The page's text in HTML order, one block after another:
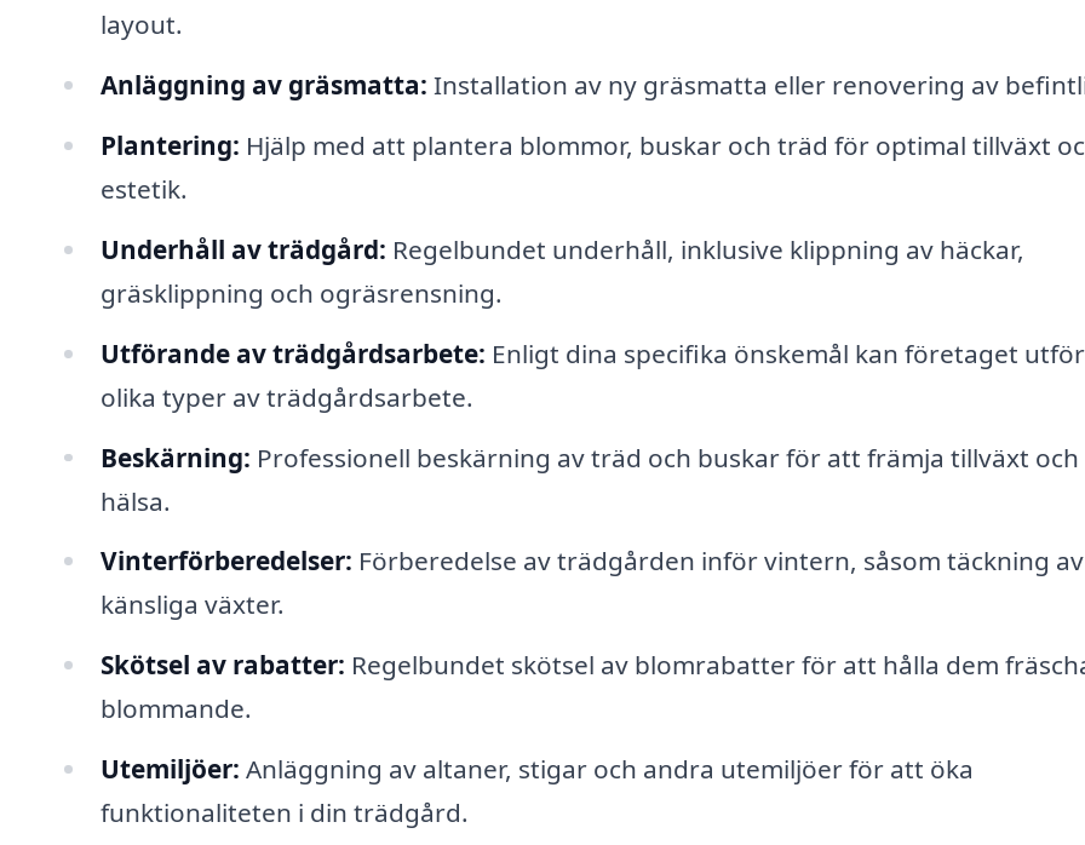
layout.
Anläggning av gräsmatta: Installation av ny gräsmatta eller renovering av
Plantering: Hjälp med att plantera blommor, buskar och träd för optimal tillväxt
estetik.
Underhåll av trädgård: Regelbundet underhåll, inklusive klippning av häckar,
gräsklippning och ogräsrensning.
Utförande av trädgårdsarbete: Enligt dina specifika önskemål kan företaget
olika typer av trädgårdsarbete.
Beskärning: Professionell beskärning av träd och buskar för att främja tillväxt och
hälsa.
Vinterförberedelser: Förberedelse av trädgården inför vintern, såsom täckning av
känsliga växter.
Skötsel av rabatter: Regelbundet skötsel av blomrabatter för att hålla dem
blommande.
Utemiljöer: Anläggning av altaner, stigar och andra utemiljöer för att öka
funktionaliteten i din trädgård.